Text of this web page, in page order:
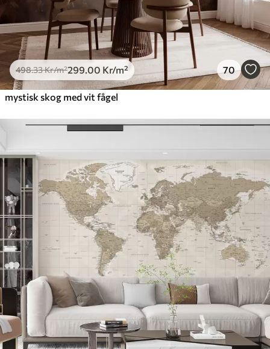
498.33Kr/m²299 .00 Kr/m² 70
mystisk skog med vit fågel